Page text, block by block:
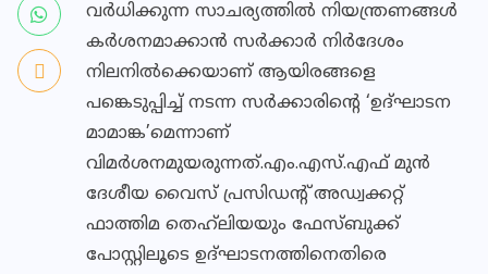
വര്‍ധിക്കുന്ന സാചര്യത്തില്‍ നിയന്ത്രണങ്ങള്‍
കര്‍ശനമാക്കാന്‍ സര്‍ക്കാര്‍ നിര്‍ദേശം
നിലനില്‍ക്കെയാണ് ആയിരങ്ങളെ
പങ്കെടുപ്പിച്ച് നടന്ന സര്‍ക്കാരിന്റെ ‘ഉദ്ഘാടന
മാമാങ്ക’മെന്നാണ്
വിമര്‍ശനമുയരുന്നത്.എം.എസ്.എഫ് മുന്‍
ദേശീയ വൈസ് പ്രസിഡന്റ് അഡ്വക്കറ്റ്
ഫാത്തിമ തെഹ്‌ലിയയും ഫേസ്ബുക്ക്
പോസ്റ്റിലൂടെ ഉദ്ഘാടനത്തിനെതിരെ